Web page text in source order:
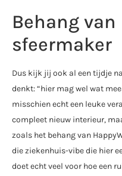
Behang
sfeermaker
Dus kijk jij ook al een tijdje
denkt: “hier mag wel wat
misschien echt een leuke
compleet nieuw interieur,
zoals het behang van
die ziekenhuis-vibe die hier
doet echt veel voor hoe een